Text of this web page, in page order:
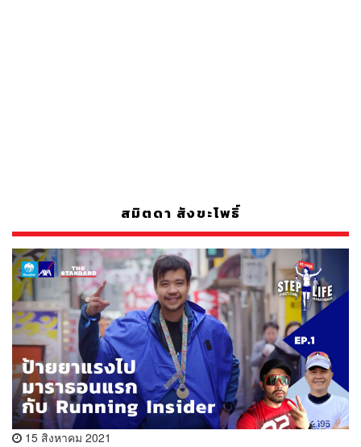
สมิตดา สังขะโพธิ์
15 สิงหาคม 2021